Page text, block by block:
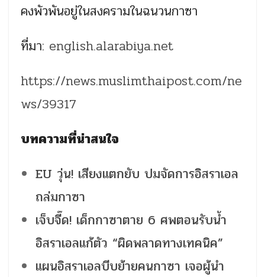
คงพัวพันอยู่ในสงครามในฉนวนกาซา
ที่มา: english.alarabiya.net
https://news.muslimthaipost.com/ne
ws/39317
บทความที่น่าสนใจ
EU วุ่น! เสียงแตกยับ ปมจัดการอิสราเอล
ถล่มกาซา
เจ็บจี๊ด! เด็กกาซาตาย 6 ศพตอนรับน้ำ
อิสราเอลแก้ตัว “ผิดพลาดทางเทคนิค”
แผนอิสราเอลบีบย้ายคนกาซา เจอผู้นำ